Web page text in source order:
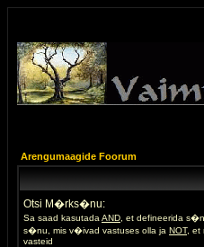
Arengumaagide Foorum
Otsi M�rks�nu:
Sa saad kasutada AND , et defineerida
s�nu, mis v�ivad vastuses olla ja NOT, et
vasteid